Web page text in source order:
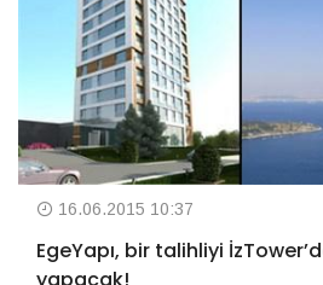
16.06.2015 10:37
EgeYapı, bir talihliyi